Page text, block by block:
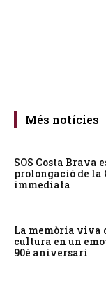
Més notícies
SOS Costa Brava
prolongació de la
immediata
La memòria viva
cultura en un
90è aniversari